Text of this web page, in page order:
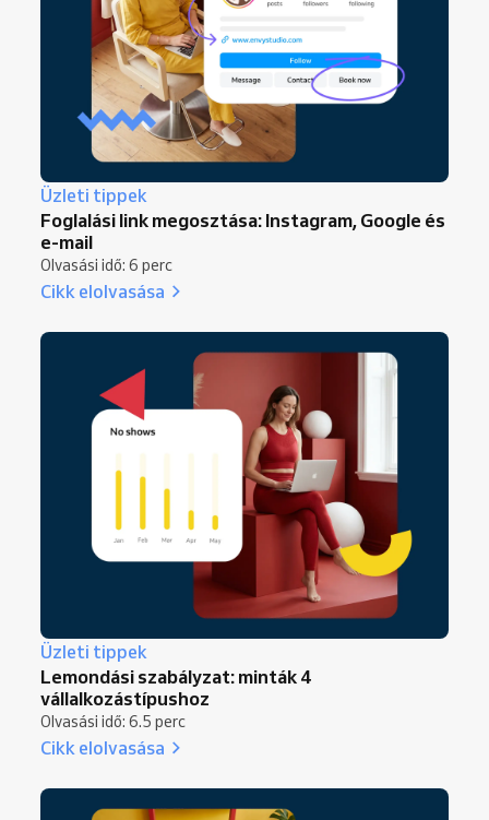
Üzleti tippek
Foglalási link megosztása: Instagram, Google és
e-mail
Olvasási idő: 6 perc
Cikk elolvasása
Üzleti tippek
Lemondási szabályzat: minták 4
vállalkozástípushoz
Olvasási idő: 6.5 perc
Cikk elolvasása